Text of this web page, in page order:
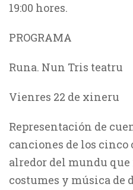
19:00 hores.
PROGRAMA
Runa. Nun Tris teatru
Vienres 22 de xineru
Representación de
canciones de los
alredor del mundu que
costumes y música de